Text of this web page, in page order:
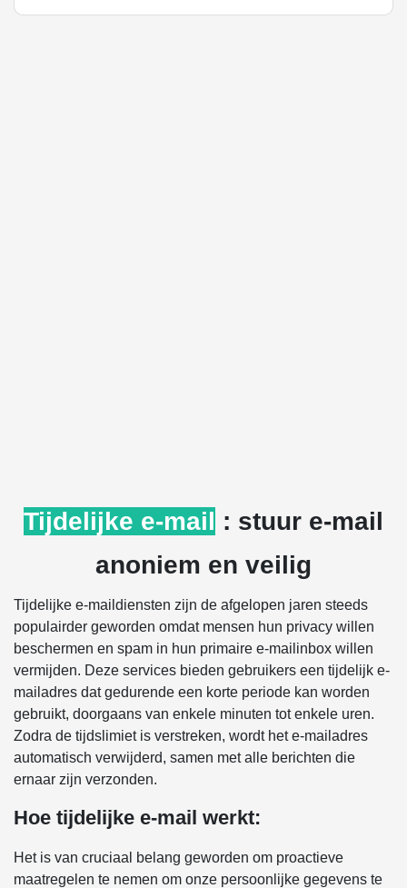
Tijdelijke e-mail : stuur e-mail
anoniem en veilig
Tijdelijke e-maildiensten zijn de afgelopen jaren steeds
populairder geworden omdat mensen hun privacy willen
beschermen en spam in hun primaire e-mailinbox willen
vermijden. Deze services bieden gebruikers een tijdelijk e-
mailadres dat gedurende een korte periode kan worden
gebruikt, doorgaans van enkele minuten tot enkele uren.
Zodra de tijdslimiet is verstreken, wordt het e-mailadres
automatisch verwijderd, samen met alle berichten die
ernaar zijn verzonden.
Hoe tijdelijke e-mail werkt:
Het is van cruciaal belang geworden om proactieve
maatregelen te nemen om onze persoonlijke gegevens te